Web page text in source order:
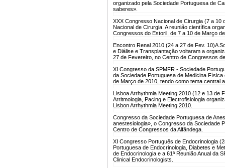
organizado pela Sociedade Portuguesa de
saberes».
XXX Congresso Nacional de Cirurgia (7 a 10
Nacional de Cirurgia. A reunião científica
Congressos do Estoril, de 7 a 10 de Março
Encontro Renal 2010 (24 a 27 de Fev. 10)A
e Diálise e Transplantação voltaram a
27 de Fevereiro, no Centro de Congressos
XI Congresso da SPMFR - Sociedade
da Sociedade Portuguesa de Medicina
de Março de 2010, tendo como tema central
Lisboa Arrhythmia Meeting 2010 (12 e 13 de
Arritmologia, Pacing e Electrofisiologia
Lisbon Arrhythmia Meeting 2010.
Congresso da Sociedade Portuguesa de
anestesiologia», o Congresso da Sociedade
Centro de Congressos da Alfândega.
XI Congresso Português de Endocrinologia
Portuguesa de Endocrinologia, Diabetes e
de Endocrinologia e a 61ª Reunião Anual da
Clinical Endocrinologists.